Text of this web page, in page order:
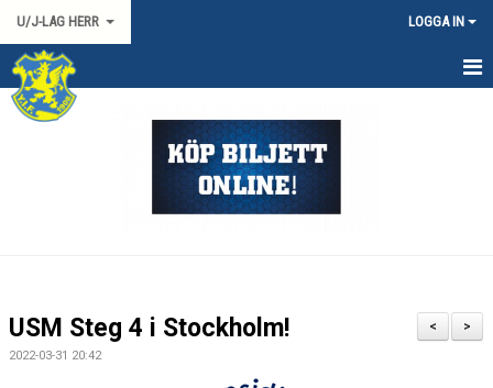
U/J-LAG HERR LOGGA IN
HEM
KONTAKT
>
<
USM Steg 4 i Stockholm!
2022-03-31 20:42